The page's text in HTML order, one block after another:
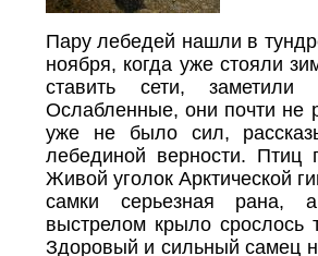
Пару лебедей нашли в
ноября, когда уже стояли
ставить сети,
Ослабленные, они почти не
уже не было сил,
лебединой верности. Птиц
Живой уголок Арктической
самки серьезная рана,
выстрелом крыло срослось
Здоровый и сильный самец